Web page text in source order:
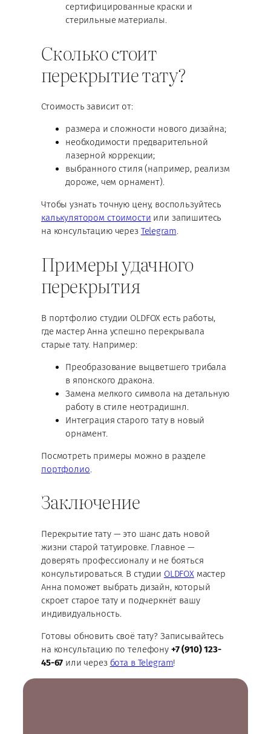
сертифицированные краски и
стерильные материалы.
Сколько стоит
перекрытие тату?
Стоимость зависит от:
размера и сложности нового дизайна;
необходимости предварительной
лазерной коррекции;
выбранного стиля (например, реализм
дороже, чем орнамент).
Чтобы узнать точную цену, воспользуйтесь
калькулятором стоимости или запишитесь
на консультацию через Telegram.
Примеры удачного
перекрытия
В портфолио студии OLDFOX есть работы,
где мастер Анна успешно перекрывала
старые тату. Например:
Преобразование выцветшего трибала
в японского дракона.
Замена мелкого символа на детальную
работу в стиле неотрадишнл.
Интеграция старого тату в новый
орнамент.
Посмотреть примеры можно в разделе
портфолио
Заключение
Перекрытие тату — это шанс дать новой
жизни старой татуировке. Главное —
доверять профессионалу и не бояться
консультироваться. В студии OLDFOXмастер
Анна поможет выбрать дизайн, который
скроет старое тату и подчеркнёт вашу
индивидуальность.
Готовы обновить своё тату? Записывайтесь
на консультацию по телефону +7 (910) 123-
45-67 или через бота в Telegram!